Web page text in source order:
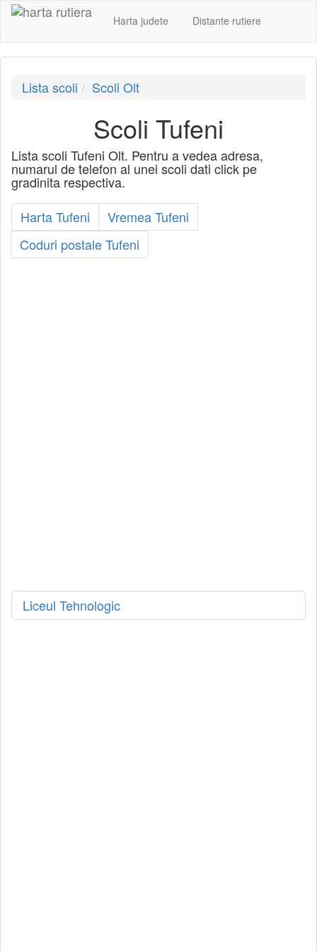
Harta judete Distante rutiere
Lista scoli Scoli Olt
Scoli Tufeni
Lista scoli Tufeni Olt. Pentru a vedea adresa,
numarul de telefon al unei scoli dati click pe
gradinita respectiva.
Harta Tufeni
Vremea Tufeni
Coduri postale Tufeni
Liceul Tehnologic